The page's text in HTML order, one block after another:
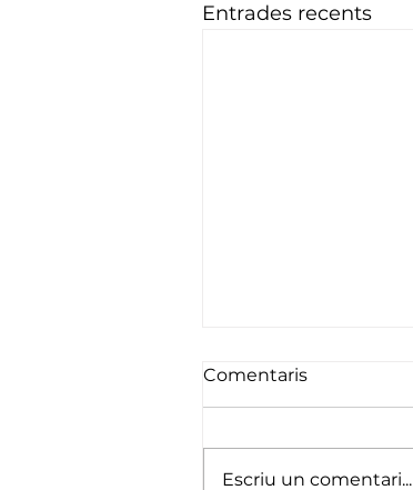
Entrades recents
Fins setembre
Comentaris
Escriu un comentari...